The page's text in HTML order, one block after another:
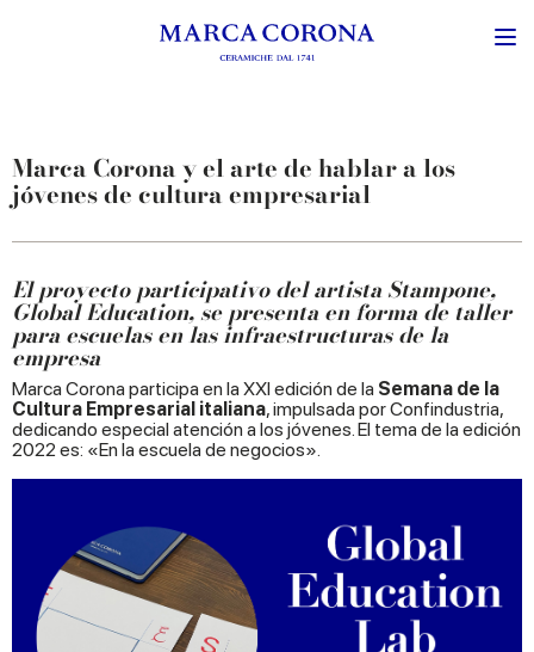
Marca Corona y el arte de hablar a los
jóvenes de cultura empresarial
El proyecto participativo del artista Stampone,
Global Education, se presenta en forma de taller
para escuelas en las infraestructuras de la
empresa
Marca Corona participa en la XXI edición de la Semana de la
Cultura Empresarial italiana, impulsada por Confindustria,
dedicando especial atención a los jóvenes. El tema de la edición
2022 es: «En la escuela de negocios».